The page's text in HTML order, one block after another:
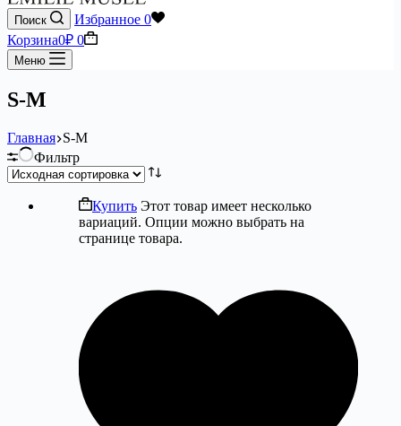
Поиск Избранное 0
Корзина0₽ 0
Меню
S-M
Главная S-M
Фильтр
Купить Этот товар имеет несколько
вариаций. Опции можно выбрать на
странице товара.